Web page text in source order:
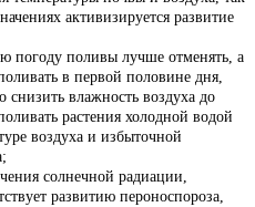
активизируется развитие
погоду поливы лучше отменять, а
в первой половине дня,
влажность воздуха до
растения холодной водой
воздуха и избыточной
солнечной радиации,
развитию пероноспороза,